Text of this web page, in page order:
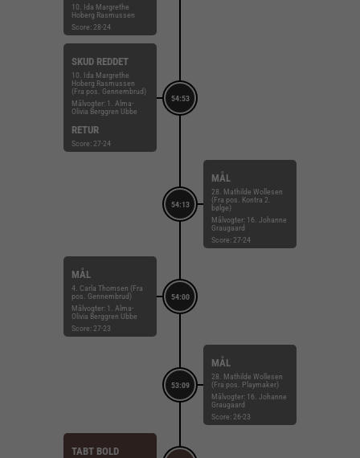
10. Ida Margrethe
Hoberg Rasmussen
Score: 28-24
54:53
SKUD REDDET
10. Ida Margrethe
Hoberg Rasmussen
(Fra pos. Gennembrud)
Målvogter: 1. Alma-
Olivia Berggren Ubbe
RETUR
Score: 27-24
54:13
MÅL
28. Mathilde Wollesen
(Fra pos. Kontra 2.
bølge)
Målvogter: 16. Johanne
Graugaard
Score: 27-24
54:00
MÅL
4. Carla Thomsen (Fra
pos. Gennembrud)
Målvogter: 1. Alma-
Olivia Berggren Ubbe
Score: 27-23
53:09
MÅL
28. Mathilde Wollesen
(Fra pos. Playmaker)
Målvogter: 16. Johanne
Graugaard
Score: 26-23
TABT BOLD